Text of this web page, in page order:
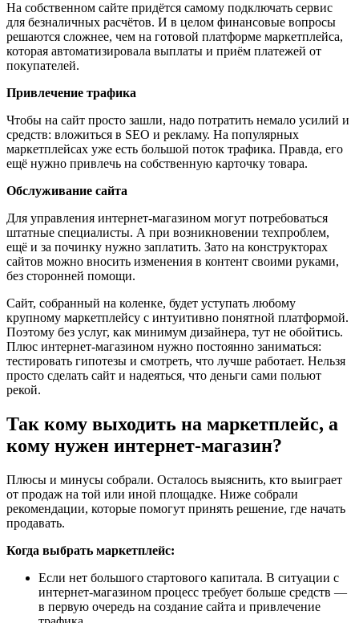
На собственном сайте придётся самому подключать сервис
для безналичных расчётов. И в целом финансовые вопросы
решаются сложнее, чем на готовой платформе маркетплейса,
которая автоматизировала выплаты и приём платежей от
покупателей.
Привлечение трафика
Чтобы на сайт просто зашли, надо потратить немало усилий и
средств: вложиться в SEO и рекламу. На популярных
маркетплейсах уже есть большой поток трафика. Правда, его
ещё нужно привлечь на собственную карточку товара.
Обслуживание сайта
Для управления интернет-магазином могут потребоваться
штатные специалисты. А при возникновении техпроблем,
ещё и за починку нужно заплатить. Зато на конструкторах
сайтов можно вносить изменения в контент своими руками,
без сторонней помощи.
Сайт, собранный на коленке, будет уступать любому
крупному маркетплейсу с интуитивно понятной платформой.
Поэтому без услуг, как минимум дизайнера, тут не обойтись.
Плюс интернет-магазином нужно постоянно заниматься:
тестировать гипотезы и смотреть, что лучше работает. Нельзя
просто сделать сайт и надеяться, что деньги сами польют
рекой.
Так кому выходить на маркетплейс, а
кому нужен интернет-магазин?
Плюсы и минусы собрали. Осталось выяснить, кто выиграет
от продаж на той или иной площадке. Ниже собрали
рекомендации, которые помогут принять решение, где начать
продавать.
Когда выбрать маркетплейс:
Если нет большого стартового капитала. В ситуации с
интернет-магазином процесс требует больше средств —
в первую очередь на создание сайта и привлечение